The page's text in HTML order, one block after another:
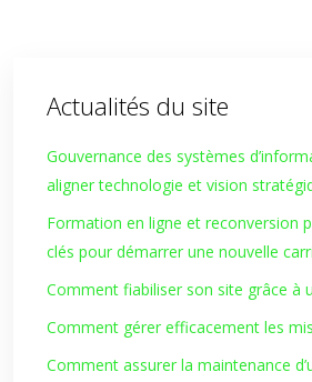
Actualités du site
Gouvernance des systèmes
aligner technologie et vision
Formation en ligne et reconversion
clés pour démarrer une nouvelle
Comment fiabiliser son site grâce à
Comment gérer efficacement les
Comment assurer la maintenance